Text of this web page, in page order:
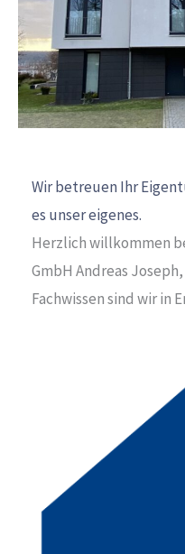
Wir betreuen Ihr
es unser eigenes.
Herzlich willkommen
GmbH Andreas
Fachwissen sind wir in